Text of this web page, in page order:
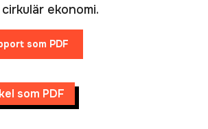
ekonomi.
som PDF
som PDF